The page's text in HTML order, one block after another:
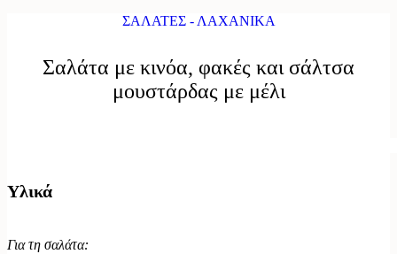
ΣΑΛΑΤΕΣ - ΛΑΧΑΝΙΚΑ
Σαλάτα με κινόα, φακές και σάλτσα
μουστάρδας με μέλι
Υλικά
Για τη σαλάτα: